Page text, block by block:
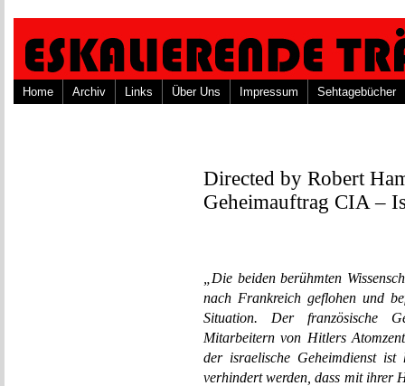
Home Archiv Links Über Uns Impressum Sehtagebücher
Directed by Robert
Geheimauftrag CIA –
„Die beiden berühmten
nach Frankreich geflohen und
Situation. Der französische
Mitarbeitern von Hitlers
der israelische Geheimdienst
verhindert werden, dass mit ihrer